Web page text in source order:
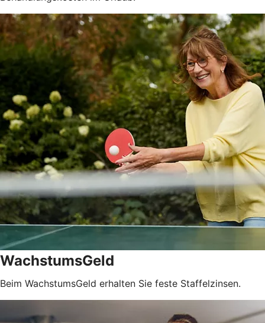
WachstumsGeld
Beim WachstumsGeld erhalten Sie feste Staffelzinsen.